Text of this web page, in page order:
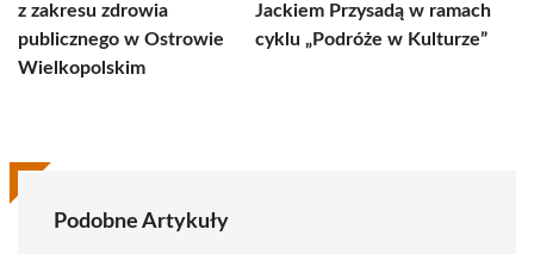
z zakresu zdrowia
publicznego w Ostrowie
Wielkopolskim
Jackiem Przysadą w ramach
cyklu „Podróże w Kulturze”
Podobne Artykuły